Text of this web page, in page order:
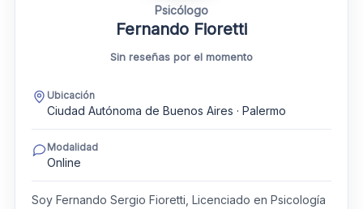
Psicólogo
Fernando Fioretti
Sin reseñas por el momento
Ubicación
Ciudad Autónoma de Buenos Aires · Palermo
Modalidad
Online
Soy Fernando Sergio Fioretti, Licenciado en Psicología